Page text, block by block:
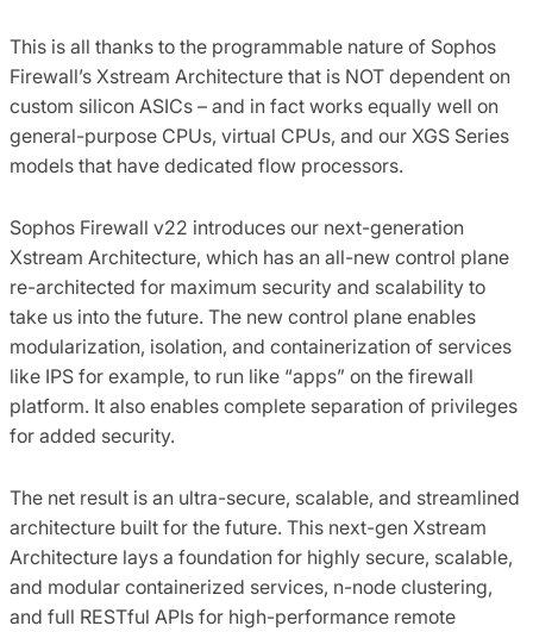
This is all thanks to the programmable nature of Sophos
Firewall’s Xstream Architecture that is NOT dependent on
custom silicon ASICs – and in fact works equally well on
general-purpose CPUs, virtual CPUs, and our XGS Series
models that have dedicated flow processors.
Sophos Firewall v22 introduces our next-generation
Xstream Architecture, which has an all-new control plane
re-architected for maximum security and scalability to
take us into the future. The new control plane enables
modularization, isolation, and containerization of services
like IPS for example, to run like “apps” on the firewall
platform. It also enables complete separation of privileges
for added security.
The net result is an ultra-secure, scalable, and streamlined
architecture built for the future. This next-gen Xstream
Architecture lays a foundation for highly secure, scalable,
and modular containerized services, n-node clustering,
and full RESTful APIs for high-performance remote